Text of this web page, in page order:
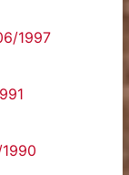
1997